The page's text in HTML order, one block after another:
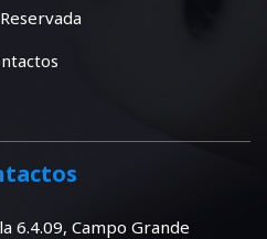
6.4.09, Campo Grande